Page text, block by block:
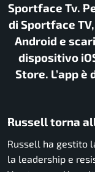
Sportface Tv.
di Sportface
Android e
dispositivo
Store. L’app
Russell torna
Russell ha gestito
la leadership e